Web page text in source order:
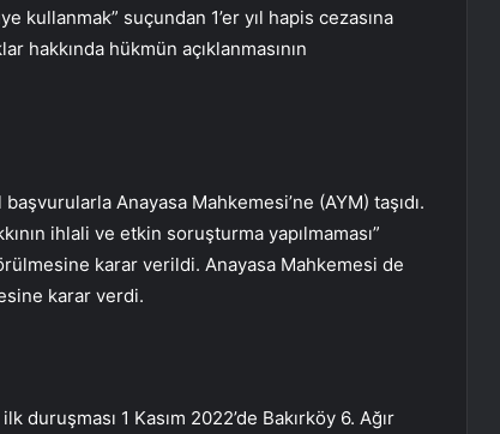
kullanmak” suçundan 1’er yıl hapis cezasına
hakkında hükmün açıklanmasının
Anayasa Mahkemesi’ne (AYM) taşıdı.
ihlali ve etkin soruşturma yapılmaması”
karar verildi. Anayasa Mahkemesi de
karar verdi.
duruşması 1 Kasım 2022’de Bakırköy 6. Ağır